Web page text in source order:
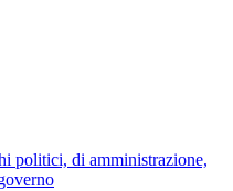
politici, di amministrazione,